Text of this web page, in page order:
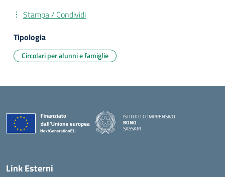
Stampa / Condividi
Tipologia
Circolari per alunni e famiglie
ISTITUTO COMPRENSIVO
BONO
SASSARI
Link Esterni